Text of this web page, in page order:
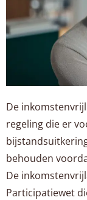
De
regeling die er
behouden
De
Participatiewet